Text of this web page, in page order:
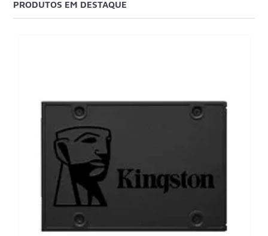
PRODUTOS EM DESTAQUE